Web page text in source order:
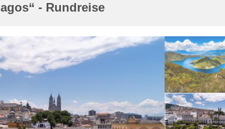
- Rundreise